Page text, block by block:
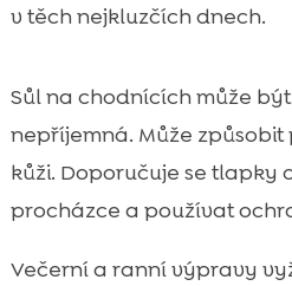
v těch nejkluzčích dnech.
Sůl na chodnících může
nepříjemná. Může
kůži. Doporučuje se tlapky
procházce a používat
Večerní a ranní výpravy